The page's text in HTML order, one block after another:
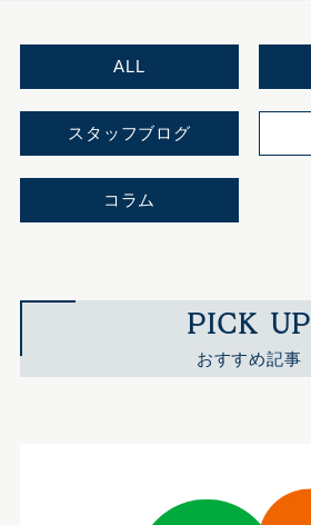
ALL
スタッフブログ
コラム
PICK UP
おすすめ記事